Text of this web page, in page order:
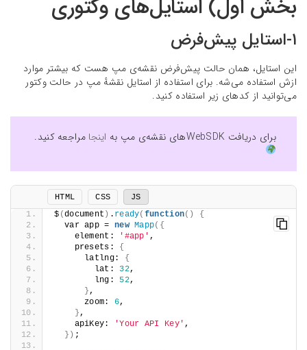
بخش اول) استایل‌های وکتوری
۱-استایل پیش‌فرض
این استایل، همان حالت پیش‌فرض نقشه‌ی مپ هست که بیشتر موارد
ازش استفاده می‌شه. برای استفاده از استایل نقشهٔ مپ در حالت وکتور
می‌توانید از کد‌های زیر استفاده کنید.
برای دریافت WebSDKهای نقشه‌ی مپ به اینجا مراجعه کنید.
JS
CSS
HTML
$ (document ) . ready( function()
{
  var app =
new Mapp({
    element:
'#app' ,
    presets:
{
      latlng:
{
        lat:
32,
        lng:
52,
} ,
      zoom:
6,
} ,
    apiKey:
'Your API Key' ,
}) ;